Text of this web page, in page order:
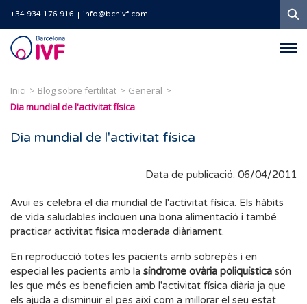
+34 934 176 916 info@bcnivf.com
Barcelona
IVF
Inici Blog sobre fertilitat
General
Dia mundial de l'activitat física
Dia mundial de l'activitat física
Data de publicació: 06/04/2011
Avui es celebra el dia mundial de l'activitat física. Els hàbits
de vida saludables inclouen una bona alimentació i també
practicar activitat física moderada diàriament.
En reproducció totes les pacients amb sobrepès i en
especial les pacients amb la síndrome ovària poliquística són
les que més es beneficien amb l'activitat física diària ja que
els ajuda a disminuir el pes així com a millorar el seu estat